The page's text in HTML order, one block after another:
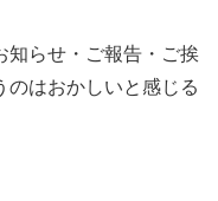
知らせ・ご報告・ご挨
のはおかしいと感じる